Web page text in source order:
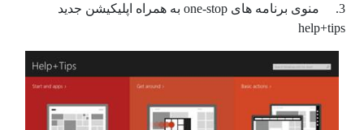
3. منوی برنامه های one-stop به همراه اپلیکیشن جدید
help+tips